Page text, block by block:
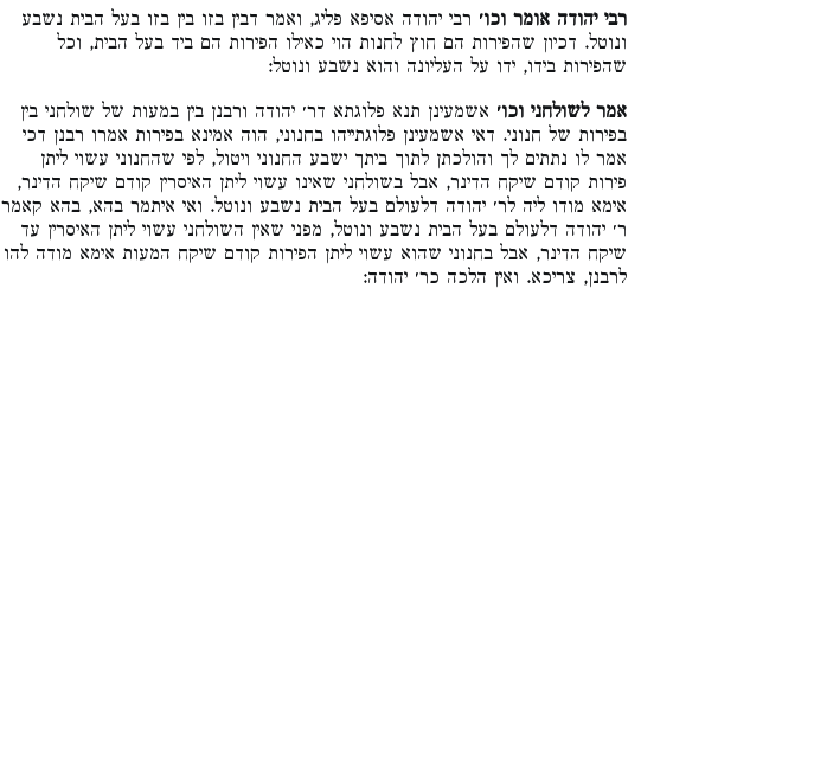
רבי יהודה אומר וכו׳ רבי יהודה אסיפא פליג, ואמר דבין בזו בין בזו בעל הבית נשבע
ונוטל. דכיון שהפירות הם חוץ לחנות הוי כאילו הפירות הם ביד בעל הבית, וכל
שהפירות בידו, ידו על העליונה והוא נשבע ונוטל:
אמר לשולחני וכו׳ אשמעינן תנא פלוגתא דר׳ יהודה ורבנן בין במעות של שולחני בין
בפירות של חנוני. דאי אשמעינן פלוגתייהו בחנוני, הוה אמינא בפירות אמרו רבנן דכי
אמר לו נתתים לך והולכתן לתוך ביתך ישבע החנוני ויטול, לפי שהחנוני עשוי ליתן
פירות קודם שיקח הדינר, אבל בשולחני שאינו עשוי ליתן האיסרין קודם שיקח הדינר,
אימא מודו ליה לר׳ יהודה דלעולם בעל הבית נשבע ונוטל. ואי איתמר בהא, בהא קאמר
ר׳ יהודה דלעולם בעל הבית נשבע ונוטל, מפני שאין השולחני עשוי ליתן האיסרין עד
שיקח הדינר, אבל בחנוני שהוא עשוי ליתן הפירות קודם שיקח המעות אימא מודה להו
לרבנן, צריכא. ואין הלכה כר׳ יהודה: